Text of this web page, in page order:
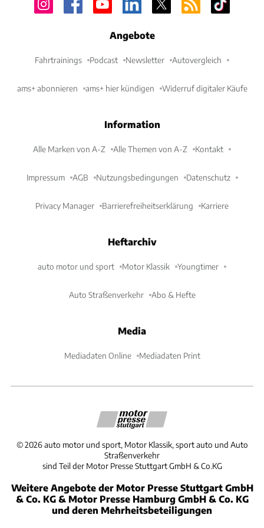
Angebote
Fahrtrainings Podcast Newsletter Autovergleich
ams+ abonnieren ams+ hier kündigen Widerruf digitaler Käufe
Information
Alle Marken von A-Z Alle Themen von A-Z Kontakt
Impressum AGB Nutzungsbedingungen Datenschutz
Privacy Manager Barrierefreiheitserklärung Karriere
Heftarchiv
auto motor und sport Motor Klassik Youngtimer
Auto Straßenverkehr Abo & Hefte
Media
Mediadaten Online Mediadaten Print
©2026 auto motor und sport, Motor Klassik, sport auto und Auto
Straßenverkehr
sind Teil der Motor Presse Stuttgart GmbH & Co.KG
Weitere Angebote der Motor Presse Stuttgart GmbH
& Co. KG & Motor Presse Hamburg GmbH & Co. KG
und deren Mehrheitsbeteiligungen